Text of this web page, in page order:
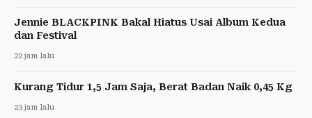
Jennie BLACKPINK Bakal Hiatus Usai Album Kedua
dan Festival
22 jam lalu
Kurang Tidur 1,5 Jam Saja, Berat Badan Naik 0,45 Kg
23 jam lalu